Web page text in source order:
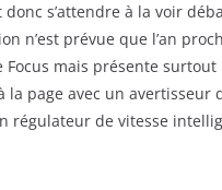
s’attendre à la voir
n’est prévue que l’an
mais présente
la page avec un
régulateur de vitesse